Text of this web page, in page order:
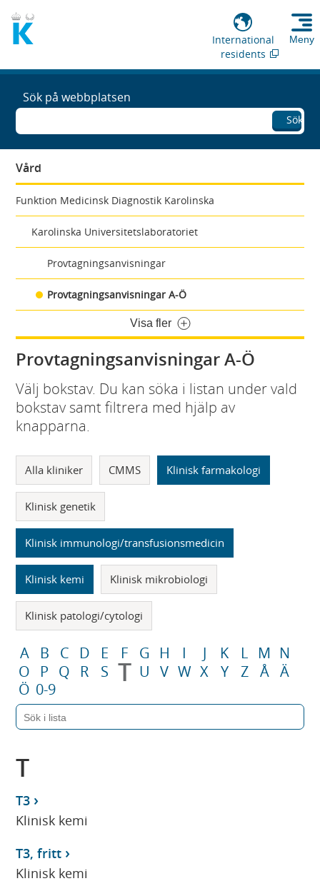
International
residents
Meny
Sök på webbplatsen
Sök
Vård
Funktion Medicinsk Diagnostik Karolinska
Karolinska Universitetslaboratoriet
Provtagningsanvisningar
Provtagningsanvisningar A-Ö
Visa fler
Provtagningsanvisningar A-Ö
Välj bokstav. Du kan söka i listan under vald
bokstav samt filtrera med hjälp av
knapparna.
Alla kliniker CMMS Klinisk farmakologi
Klinisk genetik
Klinisk immunologi/transfusionsmedicin
Klinisk kemi Klinisk mikrobiologi
Klinisk patologi/cytologi
A B C D E F G H I J K L M N
O
P Q R S T U V W X Y Z Å Ä
Ö 0-9
T
T3
Klinisk kemi
T3, fritt
Klinisk kemi